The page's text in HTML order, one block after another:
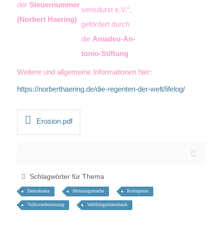
der Steuer­nummer
(Norbert Haering)
sensdurst e.V.“,
geför­dert durch
die Amadeu-An­
tonio-Stiftung
Weitere und allgemeine Informationen hier:
https://norberthaering.de/die-regenten-der-welt/lifelog/
Erosion.pdf
Schlagwörter für Thema
Demokratie Meinungsmache Korruption
Volksverdummung Weltbürgerdatenbank